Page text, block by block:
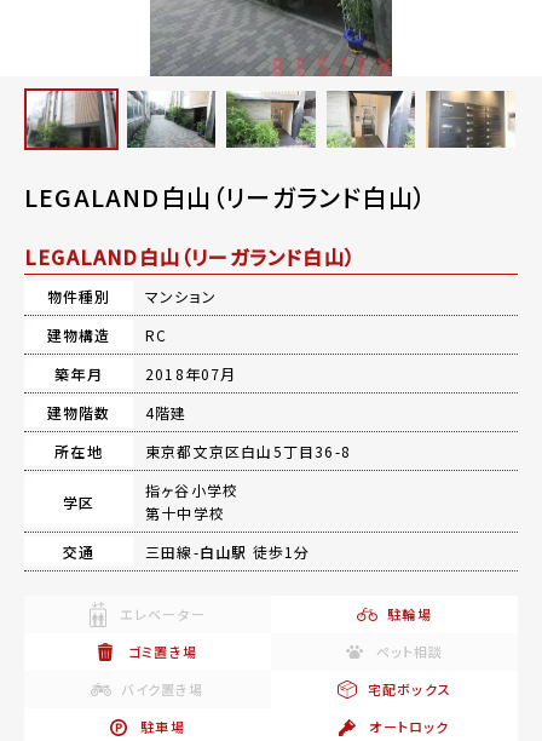
LEGALAND白山（リーガランド白山）
LEGALAND白山（リーガランド白山）
物件種別
マンション
建物構造
RC
築年月
2018年07月
建物階数
4階建
所在地
東京都文京区白山5丁目36-8
学区
指ヶ谷小学校
第十中学校
交通
三田線-白山駅 徒歩1分
エレベーター
駐輪場
ゴミ置き場
ペット相談
バイク置き場
宅配ボックス
駐車場
オートロック